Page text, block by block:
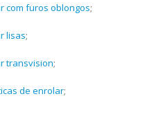
com furos oblongos;
lisas;
transvision;
de enrolar;